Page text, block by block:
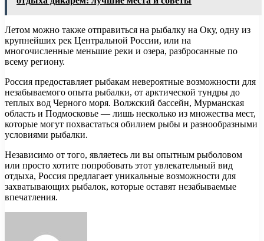
Летом можно также отправиться на рыбалку на Оку, одну из
крупнейших рек Центральной России, или на
многочисленные меньшие реки и озера, разбросанные по
всему региону.
Россия предоставляет рыбакам невероятные возможности для
незабываемого опыта рыбалки, от арктической тундры до
теплых вод Черного моря. Волжский бассейн, Мурманская
область и Подмосковье — лишь несколько из множества мест,
которые могут похвастаться обилием рыбы и разнообразными
условиями рыбалки.
Независимо от того, являетесь ли вы опытным рыболовом
или просто хотите попробовать этот увлекательный вид
отдыха, Россия предлагает уникальные возможности для
захватывающих рыбалок, которые оставят незабываемые
впечатления.